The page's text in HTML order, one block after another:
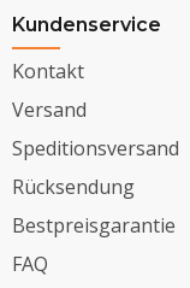
Kundenservice
Kontakt
Versand
Speditionsversand
Rücksendung
Bestpreisgarantie
FAQ